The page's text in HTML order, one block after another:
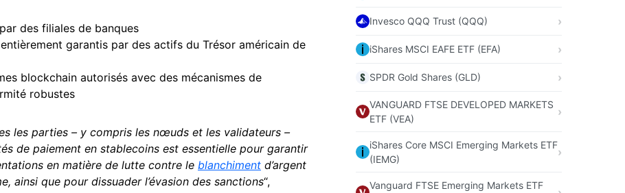
des filiales de banques
garantis par des actifs du Trésor américain de
blockchain autorisés avec des mécanismes de
robustes
les parties – y compris les nœuds et les validateurs –
de paiement en stablecoins est essentielle pour garantir
en matière de lutte contre le blanchiment d’argent
ainsi que pour dissuader l’évasion des sanctions“,
Invesco QQQ Trust (QQQ)
iShares MSCI EAFE ETF (EFA)
SPDR Gold Shares (GLD)
VANGUARD FTSE DEVELOPED MARKETS
ETF (VEA)
iShares Core MSCI Emerging Markets ETF
(IEMG)
Vanguard FTSE Emerging Markets ETF